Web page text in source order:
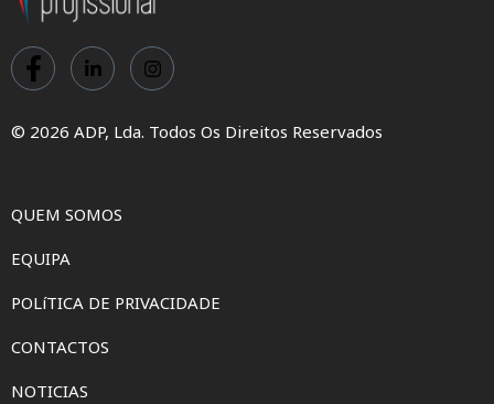
© 2026 ADP, Lda. Todos Os Direitos Reservados
QUEM SOMOS
EQUIPA
POLíTICA DE PRIVACIDADE
CONTACTOS
NOTICIAS